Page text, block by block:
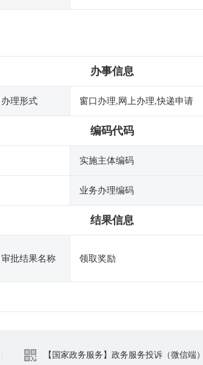
办事信息
办理形式 窗口办理,网上办理,快递申请
编码代码
实施主体编码
业务办理编码
结果信息
审批结果名称 领取奖励
【国家政务服务】政务服务投诉（微信端）